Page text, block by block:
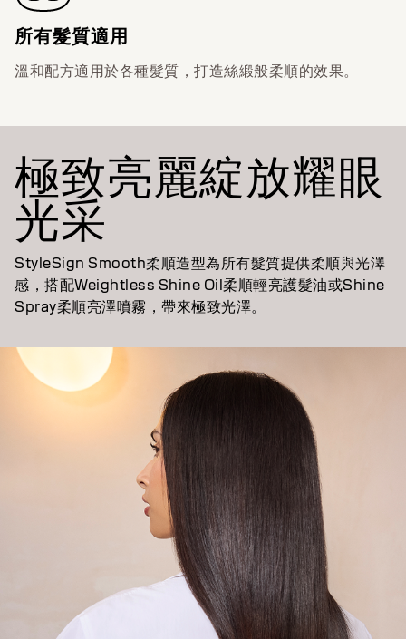
所有髮質適用
溫和配方適用於各種髮質，打造絲緞般柔順的效果。
極致亮麗綻放耀眼
光采
StyleSign Smooth柔順造型為所有髮質提供柔順與光澤
感，搭配Weightless Shine Oil柔順輕亮護髮油或Shine
Spray柔順亮澤噴霧，帶來極致光澤。